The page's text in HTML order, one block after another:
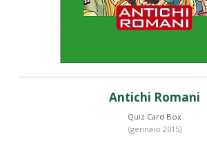
Antichi Romani
Quiz Card Box
(gennaio 2015)